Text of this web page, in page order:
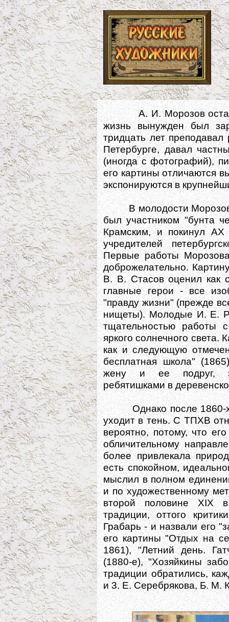
А. И. Морозов
жизнь вынужден был
тридцать лет
Петербурге, давал
(иногда с фотографий),
его картины отличаются
экспонируются в
В молодости Морозов
был участником "бунта
Крамским, и покинул
учредителей
Первые работы
доброжелательно.
В. В. Стасов оценил как
главные герои - все
"правду жизни" (прежде
нищеты). Молодые И. Е.
тщательностью работы
яркого солнечного света.
как и следующую
бесплатная школа"
жену и ее подруг,
ребятишками в
Однако после 1860-х
уходит в тень. С ТПХВ
вероятно, потому, что
обличительному
более привлекала
есть спокойном,
мыслил в полном
и по художественному
второй половине XIX
традиции, оттого
Грабарь - и назвали его
его картины "Отдых на
1861), "Летний день.
(1880-е), "Хозяйкины
традиции обратились,
и 3. Е. Серебрякова, Б. М.